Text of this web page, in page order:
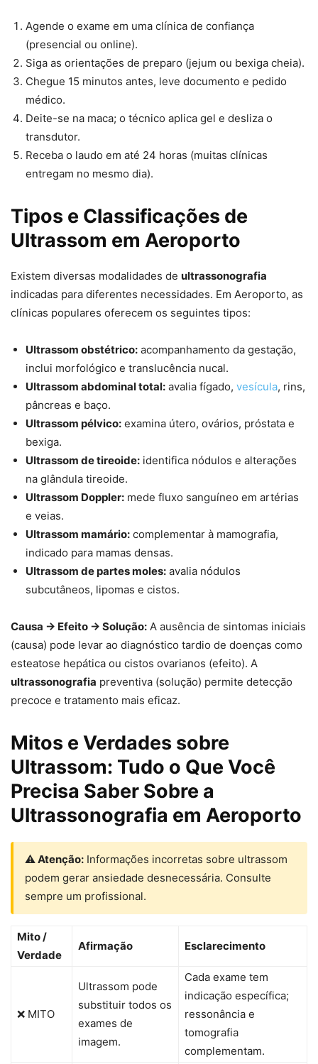
Agende o exame em uma clínica de confiança
(presencial ou online).
Siga as orientações de preparo (jejum ou bexiga cheia).
Chegue 15 minutos antes, leve documento e pedido
médico.
Deite-se na maca; o técnico aplica gel e desliza o
transdutor.
Receba o laudo em até 24 horas (muitas clínicas
entregam no mesmo dia).
Tipos e Classificações de
Ultrassom em Aeroporto
Existem diversas modalidades de ultrassonografia
indicadas para diferentes necessidades. Em Aeroporto, as
clínicas populares oferecem os seguintes tipos:
Ultrassom obstétrico: acompanhamento da gestação,
inclui morfológico e translucência nucal.
Ultrassom abdominal total: avalia fígado, vesícula, rins,
pâncreas e baço.
Ultrassom pélvico: examina útero, ovários, próstata e
bexiga.
Ultrassom de tireoide: identifica nódulos e alterações
na glândula tireoide.
Ultrassom Doppler: mede fluxo sanguíneo em artérias
e veias.
Ultrassom mamário: complementar à mamografia,
indicado para mamas densas.
Ultrassom de partes moles: avalia nódulos
subcutâneos, lipomas e cistos.
Causa → Efeito → Solução: A ausência de sintomas iniciais
(causa) pode levar ao diagnóstico tardio de doenças como
esteatose hepática ou cistos ovarianos (efeito). A
ultrassonografia preventiva (solução) permite detecção
precoce e tratamento mais eficaz.
Mitos e Verdades sobre
Ultrassom: Tudo o Que Você
Precisa Saber Sobre a
Ultrassonografia em Aeroporto
⚠ Atenção: Informações incorretas sobre ultrassom
podem gerar ansiedade desnecessária. Consulte
sempre um profissional.
Mito /
Verdade
Afirmação Esclarecimento
❌ MITO
Ultrassom pode
substituir todos os
exames de
imagem.
Cada exame tem
indicação específica;
ressonância e
tomografia
complementam.